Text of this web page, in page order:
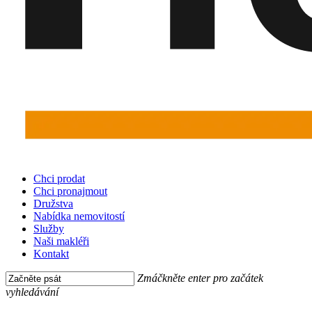
Menu
Chci prodat
Chci pronajmout
Družstva
Nabídka nemovitostí
Služby
Naši makléři
Kontakt
Zmáčkněte enter pro začátek
vyhledávání